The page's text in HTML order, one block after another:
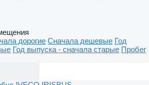
дорогие Сначала дешевые Год
Год выпуска - сначала старые Пробег